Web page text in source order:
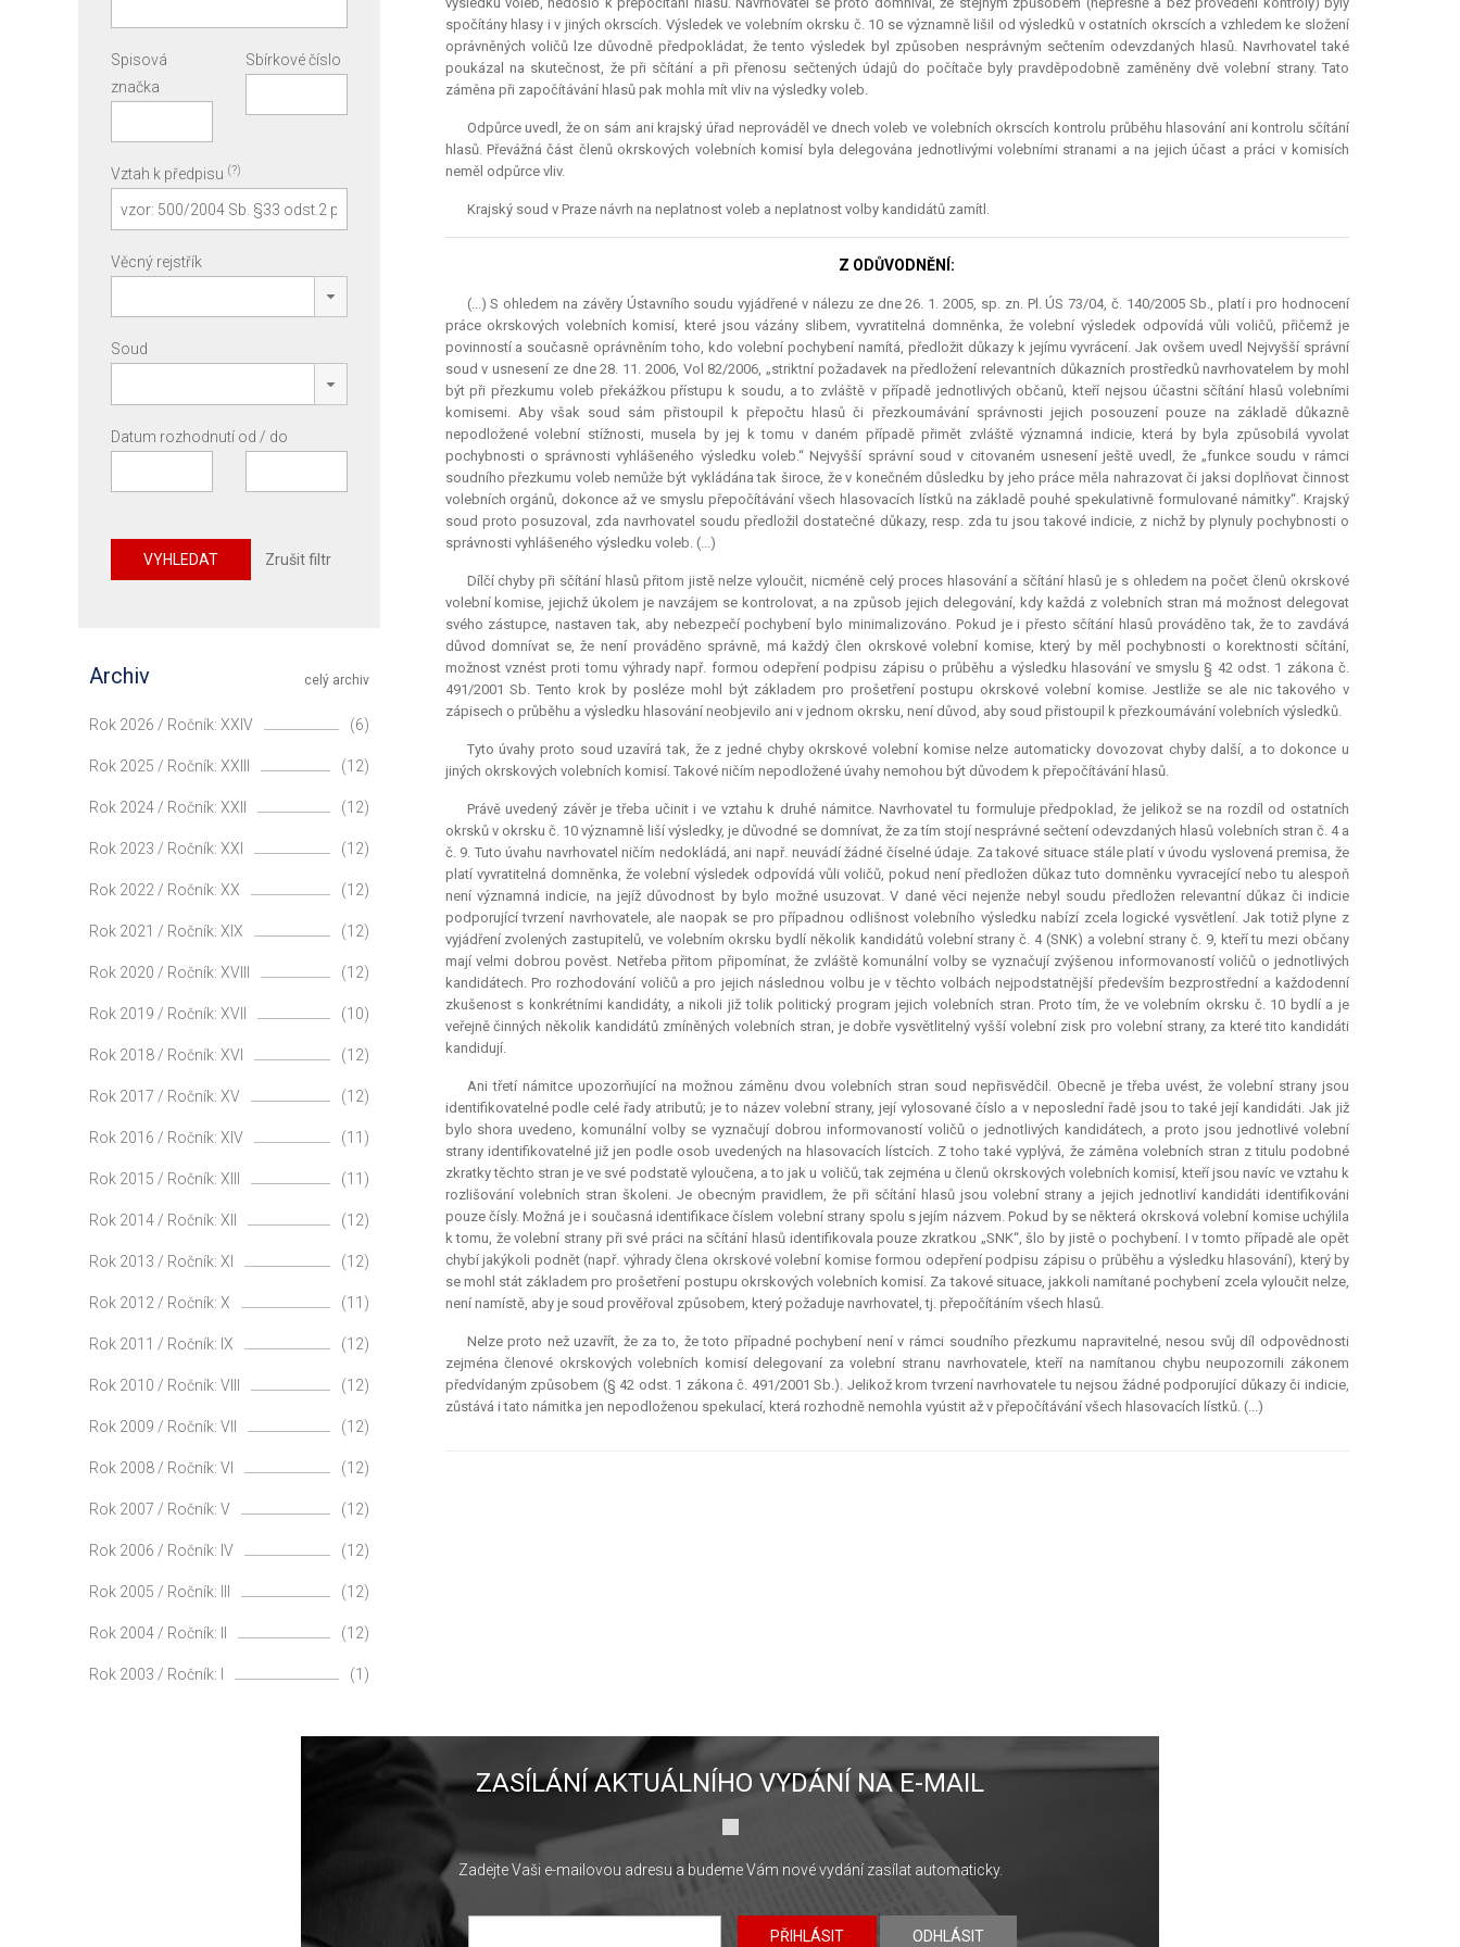
spočítány hlasy i v jiných okrscích. Výsledek ve volebním okrsku č. 10 se významně lišil od výsledků v ostatních okrscích a vzhledem ke složení
oprávněných voličů lze důvodně předpokládat, že tento výsledek byl způsoben nesprávným sečtením odevzdaných hlasů. Navrhovatel také
poukázal na skutečnost, že při sčítání a při přenosu sečtených údajů do počítače byly pravděpodobně zaměněny dvě volební strany. Tato
záměna při započítávání hlasů pak mohla mít vliv na výsledky voleb.
Odpůrce uvedl, že on sám ani krajský úřad neprováděl ve dnech voleb ve volebních okrscích kontrolu průběhu hlasování ani kontrolu sčítání
hlasů. Převážná část členů okrskových volebních komisí byla delegována jednotlivými volebními stranami a na jejich účast a práci v komisích
neměl odpůrce vliv.
Krajský soud v Praze návrh na neplatnost voleb a neplatnost volby kandidátů zamítl.
Z ODŮVODNĚNÍ:
(...) S ohledem na závěry Ústavního soudu vyjádřené v nálezu ze dne 26. 1. 2005, sp. zn. Pl. ÚS 73/04, č. 140/2005 Sb., platí i pro hodnocení
práce okrskových volebních komisí, které jsou vázány slibem, vyvratitelná domněnka, že volební výsledek odpovídá vůli voličů, přičemž je
povinností a současně oprávněním toho, kdo volební pochybení namítá, předložit důkazy k jejímu vyvrácení. Jak ovšem uvedl Nejvyšší správní
soud v usnesení ze dne 28. 11. 2006, Vol 82/2006, „striktní požadavek na předložení relevantních důkazních prostředků navrhovatelem by mohl
být při přezkumu voleb překážkou přístupu k soudu, a to zvláště v případě jednotlivých občanů, kteří nejsou účastni sčítání hlasů volebními
komisemi. Aby však soud sám přistoupil k přepočtu hlasů či přezkoumávání správnosti jejich posouzení pouze na základě důkazně
nepodložené volební stížnosti, musela by jej k tomu v daném případě přimět zvláště významná indicie, která by byla způsobilá vyvolat
pochybnosti o správnosti vyhlášeného výsledku voleb.“ Nejvyšší správní soud v citovaném usnesení ještě uvedl, že „funkce soudu v rámci
soudního přezkumu voleb nemůže být vykládána tak široce, že v konečném důsledku by jeho práce měla nahrazovat či jaksi doplňovat činnost
volebních orgánů, dokonce až ve smyslu přepočítávání všech hlasovacích lístků na základě pouhé spekulativně formulované námitky“. Krajský
soud proto posuzoval, zda navrhovatel soudu předložil dostatečné důkazy, resp. zda tu jsou takovéindicie, z nichž by plynuly pochybnosti o
správnosti vyhlášeného výsledku voleb. (...)
Dílčí chyby při sčítání hlasů přitom jistě nelze vyloučit, nicméně celý proces hlasování a sčítání hlasů je s ohledem na počet členů okrskové
volební komise, jejichž úkolem je navzájem se kontrolovat, a na způsob jejich delegování, kdy každá z volebních stran má možnost delegovat
svého zástupce, nastaven tak, aby nebezpečí pochybení bylo minimalizováno. Pokud je i přesto sčítání hlasů prováděno tak, že to zavdává
důvod domnívat se, že není prováděno správně, má každý člen okrskové volební komise, který by měl pochybnosti o korektnosti sčítání,
možnost vznést proti tomu výhrady např. formou odepření podpisu zápisu o průběhu a výsledku hlasování ve smyslu § 42 odst. 1 zákona č.
491/2001 Sb. Tento krok by posléze mohl být základem pro prošetření postupu okrskové volební komise. Jestliže se ale nic takového v
zápisech o průběhu a výsledku hlasování neobjevilo ani v jednom okrsku, není důvod, aby soud přistoupil k přezkoumávání volebních výsledků.
Tyto úvahy proto soud uzavírá tak, že z jedné chyby okrskové volební komise nelze automaticky dovozovat chyby další, a to dokonce u
jiných okrskových volebních komisí. Takové ničím nepodložené úvahy nemohou být důvodem k přepočítávání hlasů.
Právě uvedený závěr je třeba učinit i ve vztahu k druhé námitce. Navrhovatel tu formuluje předpoklad, že jelikož se na rozdíl od ostatních
okrsků v okrsku č. 10 významně liší výsledky, je důvodné se domnívat, že za tím stojí nesprávné sečtení odevzdaných hlasů volebních stran č. 4 a
č. 9. Tuto úvahu navrhovatel ničím nedokládá, ani např. neuvádí žádné číselné údaje. Za takové situace stále platí v úvodu vyslovenápremisa, že
platí vyvratitelná domněnka, že volební výsledek odpovídá vůli voličů, pokud není předložen důkaz tuto domněnku vyvracející nebo tu alespoň
není významnáindicie, na jejíž důvodnost by bylo možné usuzovat. V dané věci nejenže nebyl soudu předložen relevantnídůkaz či indicie
podporující tvrzení navrhovatele, ale naopak se pro případnou odlišnost volebního výsledku nabízí zcela logické vysvětlení. Jak totiž plyne z
vyjádření zvolených zastupitelů, ve volebním okrsku bydlí několik kandidátů volební strany č. 4 (SNK) a volební strany č. 9, kteří tu mezi občany
mají velmi dobrou pověst. Netřeba přitom připomínat, že zvláště komunální volby se vyznačují zvýšenou informovaností voličů o jednotlivých
kandidátech. Pro rozhodování voličů a pro jejich následnou volbu je v těchto volbách nejpodstatnější především bezprostřední a každodenní
zkušenost s konkrétními kandidáty, a nikoli již tolik politický program jejich volebních stran. Proto tím, že ve volebním okrsku č. 10 bydlí a je
veřejně činných několik kandidátů zmíněných volebních stran, je dobře vysvětlitelný vyšší volební zisk pro volební strany, za které tito kandidáti
kandidují.
Ani třetí námitce upozorňující na možnou záměnu dvou volebních stran soud nepřisvědčil. Obecně je třeba uvést, že volební strany jsou
identifikovatelné podle celé řady atributů; je to název volební strany, její vylosované číslo a v neposlední řadě jsou to také její kandidáti. Jak již
bylo shora uvedeno, komunální volby se vyznačují dobrou informovaností voličů o jednotlivých kandidátech, a proto jsou jednotlivé volební
strany identifikovatelné již jen podle osob uvedených na hlasovacích lístcích. Z toho také vyplývá, že záměna volebních stran z titulu podobné
zkratky těchto stran je ve své podstatě vyloučena, a to jak u voličů, tak zejména u členů okrskových volebních komisí, kteří jsou navíc ve vztahu k
rozlišování volebních stran školeni. Je obecným pravidlem, že při sčítání hlasů jsou volební strany a jejich jednotliví kandidáti identifikováni
pouze čísly. Možná je i současná identifikace číslem volební strany spolu s jejím názvem. Pokud by se některá okrsková volební komise uchýlila
k tomu, že volební strany při své práci na sčítání hlasů identifikovala pouze zkratkou „SNK“, šlo by jistě o pochybení. I v tomto případě ale opět
chybí jakýkoli podnět (např. výhrady člena okrskové volební komise formou odepření podpisu zápisu o průběhu a výsledku hlasování), který by
se mohl stát základem pro prošetření postupu okrskových volebních komisí. Za takové situace, jakkoli namítané pochybení zcela vyloučit nelze,
není namístě, aby je soud prověřoval způsobem, který požaduje navrhovatel, tj. přepočítáním všech hlasů.
Nelze proto než uzavřít, že za to, že toto případné pochybení není v rámci soudního přezkumu napravitelné, nesou svůj díl odpovědnosti
zejména členové okrskových volebních komisí delegovaní za volební stranu navrhovatele, kteří na namítanou chybu neupozornili zákonem
předvídaným způsobem (§ 42 odst. 1 zákona č. 491/2001 Sb.). Jelikož krom tvrzení navrhovatele tu nejsou žádné podporující důkazy či indicie,
zůstává i tato námitka jen nepodloženou spekulací, která rozhodně nemohla vyústit až v přepočítávání všech hlasovacích lístků. (...)
Spisová
značka
Sbírkové číslo
Vztah k předpisu (?)
Věcný rejstřík
Soud
Datum rozhodnutí od / do
VYHLEDAT Zrušit filtr
celý archiv
Archiv
Rok 2026 / Ročník: XXIV (6)
Rok 2025 / Ročník: XXIII (12)
Rok 2024 / Ročník: XXII (12)
Rok 2023 / Ročník: XXI (12)
Rok 2022 / Ročník: XX (12)
Rok 2021 / Ročník: XIX (12)
Rok 2020 / Ročník: XVIII (12)
Rok 2019 / Ročník: XVII (10)
Rok 2018 / Ročník: XVI (12)
Rok 2017 / Ročník: XV (12)
Rok 2016 / Ročník: XIV (11)
Rok 2015 / Ročník: XIII (11)
Rok 2014 / Ročník: XII (12)
Rok 2013 / Ročník: XI (12)
Rok 2012 / Ročník: X (11)
Rok 2011 / Ročník: IX (12)
Rok 2010 / Ročník: VIII (12)
Rok 2009 / Ročník: VII (12)
Rok 2008 / Ročník: VI (12)
Rok 2007 / Ročník: V (12)
Rok 2006 / Ročník: IV (12)
Rok 2005 / Ročník: III (12)
Rok 2004 / Ročník: II (12)
Rok 2003 / Ročník: I (1)
ZASÍLÁNÍ AKTUÁLNÍHO VYDÁNÍ NA E-MAIL
Zadejte Vaši e-mailovou adresu a budeme Vám nové vydání zasílat automaticky.
PŘIHLÁSIT ODHLÁSIT